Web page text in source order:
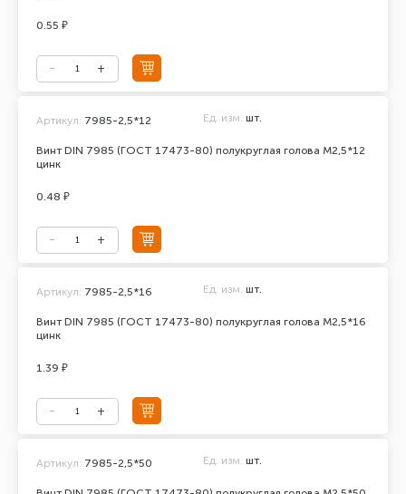
0.55 ₽
Винт DIN 7985 (ГОСТ 17473-80) полукруглая голова М2,5*12
цинк
Артикул: 7985-2,5*12 Ед. изм. шт.
0.48 ₽
Винт DIN 7985 (ГОСТ 17473-80) полукруглая голова М2,5*16
цинк
Артикул: 7985-2,5*16 Ед. изм. шт.
1.39 ₽
Артикул: 7985-2,5*50 Ед. изм. шт.